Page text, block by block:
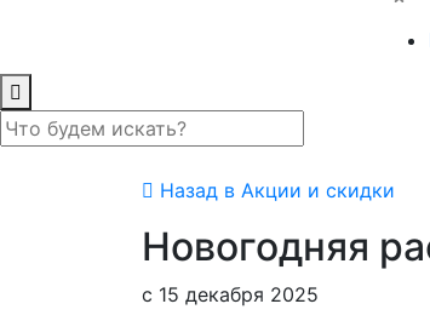
Назад в Акции и скидки
Новогодняя
с 15 декабря 2025